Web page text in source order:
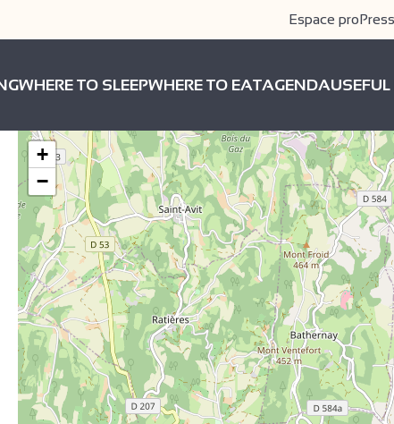
Espace pro
WHERE TO SLEEPWHERE TO EATAGENDA
+
−